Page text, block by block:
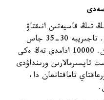
تىڭ قاسيەتىن انىقتاۋ
ءۇشىن زەرتتەۋ سىناعىن وتكىزگەن. تاجىريبە 30-35 جاس
ارالىعىنداعى ادامدار اراسىندا وتكەن. 10000 ادامدى تەڭ ەكى
تاپسىرمالارىن ورىنداۋدى
تاماقتانعان دا،